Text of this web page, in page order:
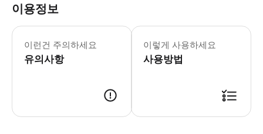
이용정보
이런건 주의하세요
유의사항
* 소요시간 : 210분 (옵션에 따라 소요
이렇게 사용하세요
사용방법